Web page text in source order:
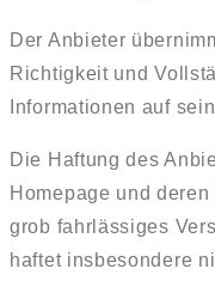
Der Anbieter
Richtigkeit und
Informationen auf
Die Haftung des
Homepage und
grob fahrlässiges
haftet insbesondere